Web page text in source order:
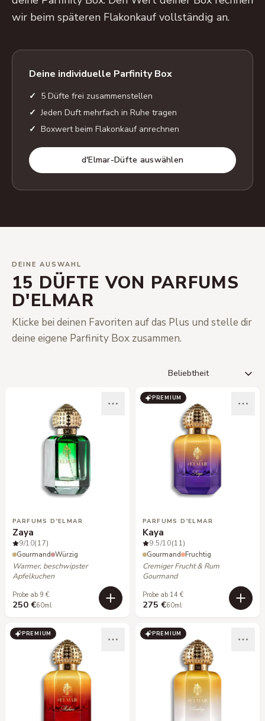
wir beim späteren Flakonkauf vollständig an.
Deine individuelle Parfinity Box
5 Düfte frei zusammenstellen
Jeden Duft mehrfach in Ruhe tragen
Boxwert beim Flakonkauf anrechnen
d'Elmar-Düfte auswählen
DEINE AUSWAHL
15 DÜFTE VON PARFUMS
D'ELMAR
Klicke bei deinen Favoriten auf das Plus und stelle dir
deine eigene Parfinity Box zusammen.
PARFUMS D'ELMAR
Zaya
9/10(17)
Gourmand Würzig
Warmer, beschwipster
Apfelkuchen
Probe ab 9 €
250 €60ml
PREMIUM
PARFUMS D'ELMAR
Kaya
9.5/10(11)
Gourmand Fruchtig
Cremiger Frucht & Rum
Gourmand
Probe ab 14 €
275 €60ml
PREMIUM PREMIUM